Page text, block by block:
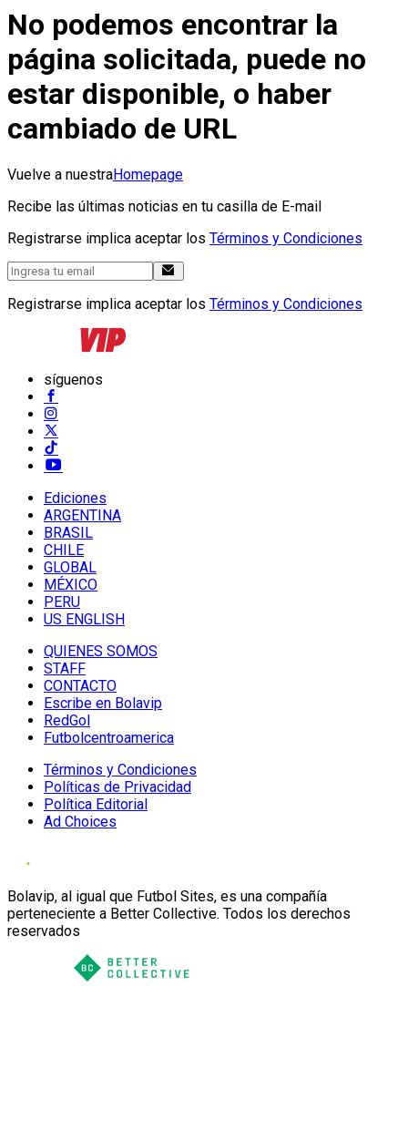
No podemos encontrar la
página solicitada, puede no
estar disponible, o haber
cambiado de URL
Vuelve a nuestraHomepage
Recibe las últimas noticias en tu casilla de E-mail
Registrarse implica aceptar los Términos y Condiciones
Registrarse implica aceptar los Términos y Condiciones
síguenos
Ediciones
ARGENTINA
BRASIL
CHILE
GLOBAL
MÉXICO
PERU
US ENGLISH
QUIENES SOMOS
STAFF
CONTACTO
Escribe en Bolavip
RedGol
Futbolcentroamerica
Términos y Condiciones
Políticas de Privacidad
Política Editorial
Ad Choices
Bolavip, al igual que Futbol Sites, es una compañía
perteneciente a Better Collective. Todos los derechos
reservados